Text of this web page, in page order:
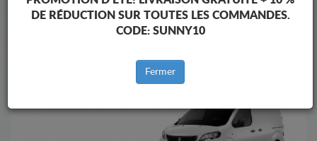
DE RÉDUCTION SUR TOUTES LES COMMANDES.
CODE: SUNNY10
Fermer